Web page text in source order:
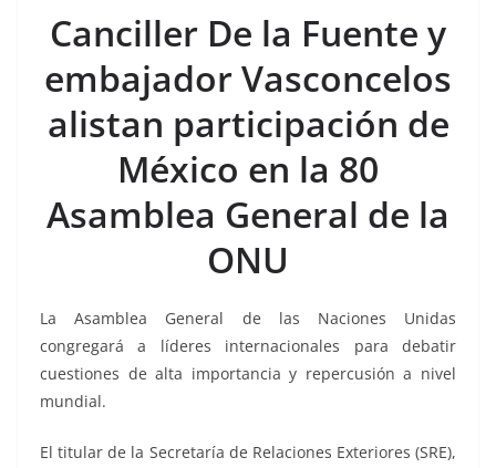
e
b
o
o
er l s
A
p
p
e
n
g
er
gr
a
m
p
ar
tir
Canciller De la Fuente y
embajador Vasconcelos
alistan participación de
México en la 80
Asamblea General de la
ONU
La Asamblea General de las Naciones Unidas
congregará a líderes internacionales para debatir
cuestiones de alta importancia y repercusión a nivel
mundial.
El titular de la Secretaría de Relaciones Exteriores (SRE),